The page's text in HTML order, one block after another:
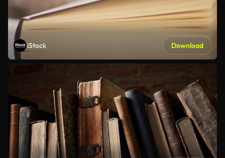
iStock Download